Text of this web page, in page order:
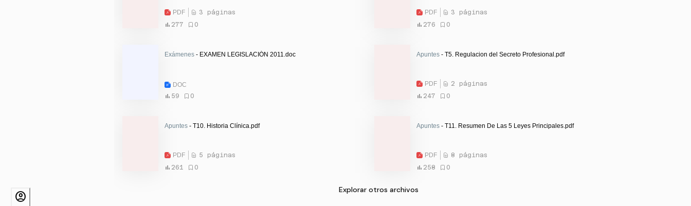
PDF
3 páginas
277
0
PDF
3 páginas
276
0
Exámenes - EXAMEN LEGISLACIÓN 2011.doc
DOC
59
0
Apuntes - T5. Regulacion del Secreto Profesional.pdf
PDF
2 páginas
247
0
Apuntes - T10. Historia Clínica.pdf
PDF
5 páginas
261
0
Apuntes - T11. Resumen De Las 5 Leyes Principales.pdf
PDF
8 páginas
258
0
Explorar otros archivos
account_circle